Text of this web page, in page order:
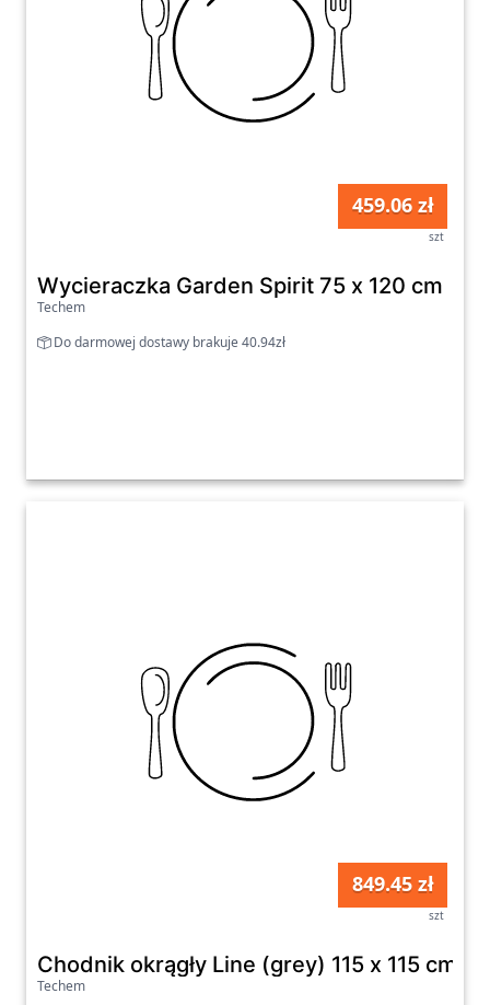
459.06 zł
szt
Wycieraczka Garden Spirit 75 x 120 cm
Techem
Do darmowej dostawy brakuje 40.94zł
849.45 zł
szt
Chodnik okrągły Line (grey) 115 x 115 cm
Techem